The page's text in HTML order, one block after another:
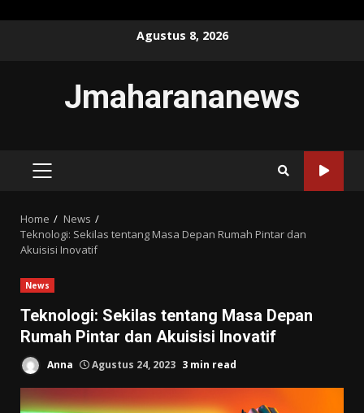
Agustus 8, 2026
Jmaharananews
PRIMARY
Home
News
Teknologi: Sekilas tentang Masa Depan Rumah Pintar dan
Akuisisi Inovatif
News
Teknologi: Sekilas tentang Masa Depan
Rumah Pintar dan Akuisisi Inovatif
Anna Agustus 24, 2023 3 min read